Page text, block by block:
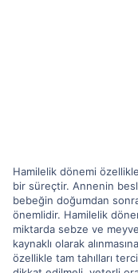
Hamilelik dönemi
bir süreçtir. Annenin
bebeğin doğumdan
önemlidir. Hamilelik
miktarda sebze ve
kaynaklı olarak
özellikle tam tahılları